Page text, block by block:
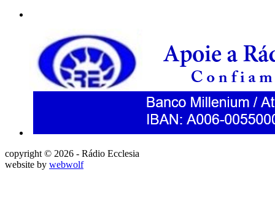
copyright © 2026 - Rádio Ecclesia
website by webwolf